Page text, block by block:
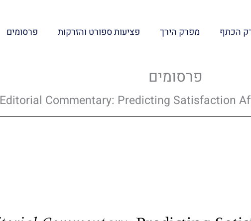
הכתף מפרק הירך פציעות ספורט והזרקות פרסומים
פרסומים
Editorial Commentary: Predicting Satisfaction